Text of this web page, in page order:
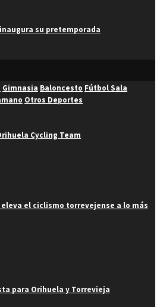
inaugura su pretemporada
Gimnasia Baloncesto Fútbol Sala
Otros Deportes
Cycling Team
eleva el ciclismo torrevejense a lo más
para Orihuela y Torrevieja